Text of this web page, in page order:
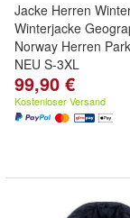
Jacke Herren
Winterjacke
Norway Herren
NEU S-3XL
99,90 €
Kostenloser Versand